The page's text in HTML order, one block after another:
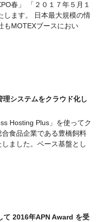
春」 「２０１７年５月１
します。 日本最大規模の情
もMOTEXブースにおい
システムをクラウド化し
Hosting Plus」を使ってク
食品企業である豊橋飼料
ました。ベース基盤とし
て 2016年APN Award を受